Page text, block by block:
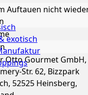
exotisch
Auftauen nicht
Otto Gourmet GmbH,
Str. 62, Bizzpark
52525 Heinsberg,